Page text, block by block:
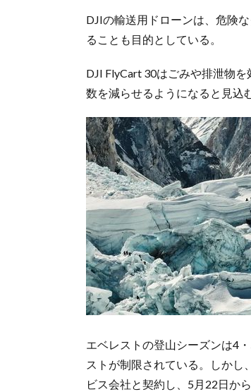
DJIの輸送用ドローンは、危険
ることも目的としている。
DJI FlyCart 30はごみや排泄物
数を減らせるようになると見込
エベレストの登山シーズンは4
ストが制限されている。しかし
ビス会社と契約し、5月22日か